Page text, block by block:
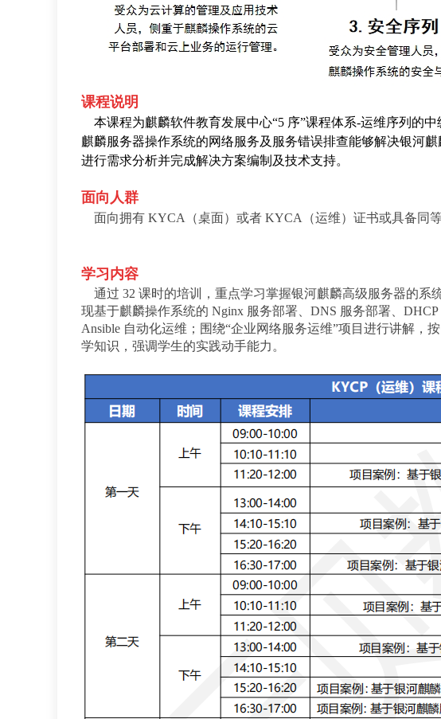
课程说明
本课程为麒麟软件教育发展中心“5 序”课程体系-运维序列的
麒麟服务器操作系统的网络服务及服务错误排查能够解决银河
进行需求分析并完成解决方案编制及技术支持。
面向人群
面向拥有 KYCA（桌面）或者 KYCA（运维）证书或具备同
学习内容
通过 32 课时的培训，重点学习掌握银河麒麟高级服务器的
现基于麒麟操作系统的 Nginx 服务部署、DNS 服务部署、
Ansible 自动化运维；围绕“企业网络服务运维”项目进行讲解
学知识，强调学生的实践动手能力。